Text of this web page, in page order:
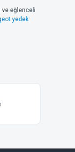
ve eğlenceli
yedek